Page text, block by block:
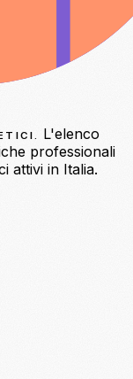
L'elenco
professionali
attivi in Italia.